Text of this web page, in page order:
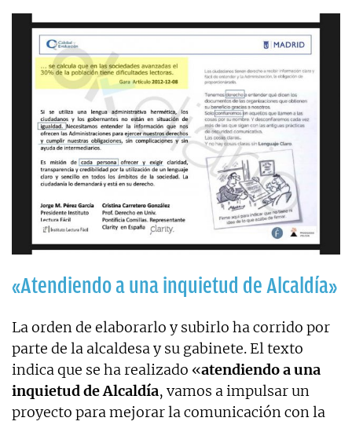
«Atendiendo a una inquietud de Alcaldía»
La orden de elaborarlo y subirlo ha corrido por
parte de la alcaldesa y su gabinete. El texto
indica que se ha realizado «atendiendo a una
inquietud de Alcaldía, vamos a impulsar un
proyecto para mejorar la comunicación con la